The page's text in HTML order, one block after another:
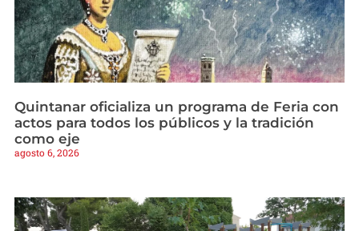
Quintanar oficializa un programa de Feria con
actos para todos los públicos y la tradición
como eje
agosto 6, 2026